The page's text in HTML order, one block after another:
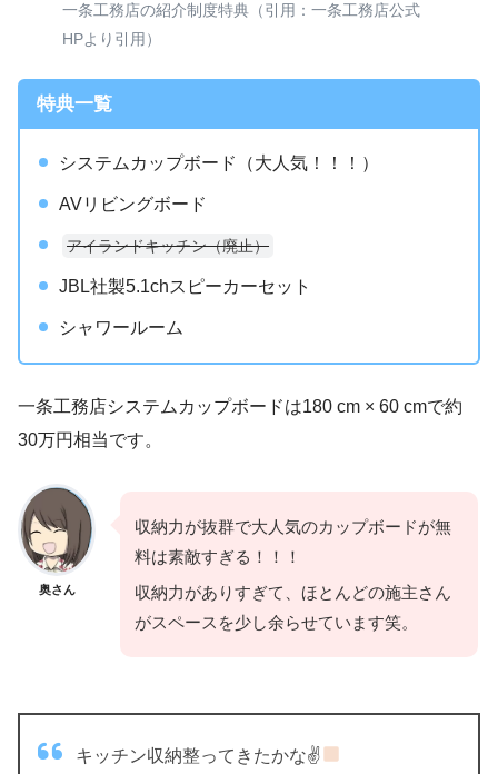
一条工務店の紹介制度特典（引用：一条工務店公式
HPより引用）
特典一覧
システムカップボード（大人気！！！）
AVリビングボード
アイランドキッチン（廃止）
JBL社製5.1chスピーカーセット
シャワールーム
一条工務店システムカップボードは180 cm × 60 cmで約
30万円相当です。
奥さん
収納力が抜群で大人気のカップボードが無
料は素敵すぎる！！！
収納力がありすぎて、ほとんどの施主さん
がスペースを少し余らせています笑。
キッチン収納整ってきたかな✌